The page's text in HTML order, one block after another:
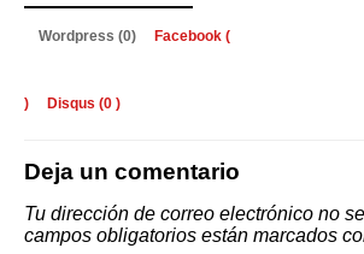
Wordpress (0) Facebook (
) Disqus (0 )
Deja un comentario
Tu dirección de correo electrónico no
campos obligatorios están marcados